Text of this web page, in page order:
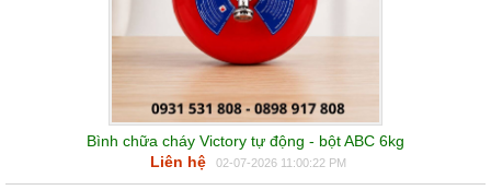
Bình chữa cháy Victory tự động - bột ABC 6kg
Liên hệ
02-07-2026 11:00:22 PM